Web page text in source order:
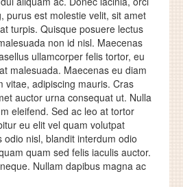
purus est molestie velit, sit amet
turpis. Quisque posuere lectus
non id nisl. Maecenas
ullamcorper felis tortor, eu
malesuada. Maecenas eu diam
vitae, adipiscing mauris. Cras
auctor urna consequat ut. Nulla
eleifend. Sed ac leo at tortor
eu elit vel quam volutpat
odio nisl, blandit interdum odio
quam sed felis iaculis auctor.
Nullam dapibus magna ac